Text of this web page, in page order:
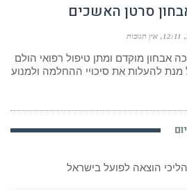
סרטן האשכים
12:11 אין תגובות
אבחון מוקדם ומתן טיפול רפואי הולם
להעלות את סיכויי ההחלמה ולמנוע
הוצאה לפועל בישראל